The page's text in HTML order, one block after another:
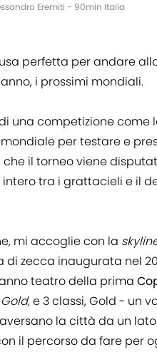
Eremiti - 90min Italia
perfetta per andare
i prossimi mondiali.
una competizione come
per testare e
il torneo viene
tra i grattacieli e il
mi accoglie con la
zecca inaugurata nel
teatro della prima
Gold,e 3 classi, Gold - un
la città da un lato
il percorso da fare per